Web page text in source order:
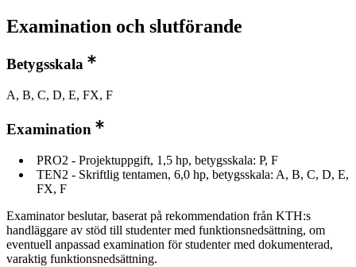
Examination och slutförande
Betygsskala
A, B, C, D, E, FX, F
Examination
PRO2 - Projektuppgift, 1,5 hp, betygsskala: P, F
TEN2 - Skriftlig tentamen, 6,0 hp, betygsskala: A, B, C, D, E,
FX, F
Examinator beslutar, baserat på rekommendation från KTH:s
handläggare av stöd till studenter med funktionsnedsättning, om
eventuell anpassad examination för studenter med dokumenterad,
varaktig funktionsnedsättning.